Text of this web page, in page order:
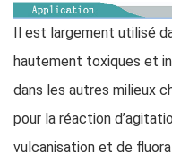
Il est largement utilisé
hautement toxiques et
dans les autres milieux
pour la réaction
vulcanisation et de